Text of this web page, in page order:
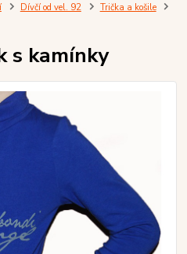
Dívčí od vel. 92
Trička a košile
s kamínky